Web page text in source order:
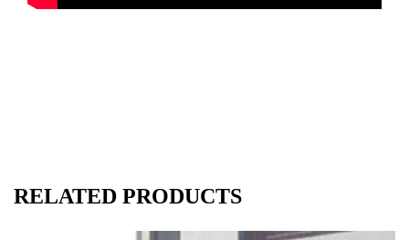
RELATED PRODUCTS